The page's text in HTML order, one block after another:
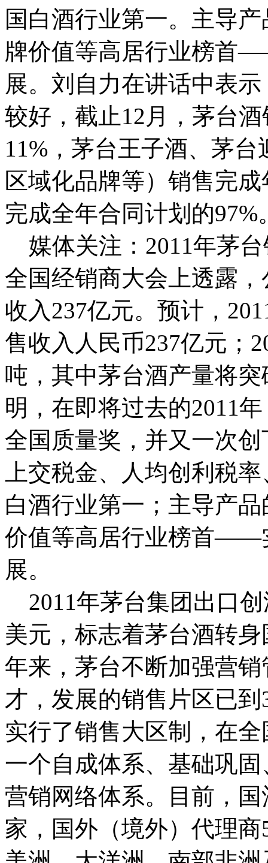
国白酒行业第一。主导
牌价值等高居行业榜首
展。刘自力在讲话中表
较好，截止12月，茅台
11%，茅台王子酒、茅
区域化品牌等）销售完
完成全年合同计划的97%
媒体关注：2011年茅
全国经销商大会上透露
收入237亿元。预计，
售收入人民币237亿元；
吨，其中茅台酒产量将
明，在即将过去的2011
全国质量奖，并又一次
上交税金、人均创利税
白酒行业第一；主导产
价值等高居行业榜首——
展。
2011年茅台集团出口
美元，标志着茅台酒转
年来，茅台不断加强营
才，发展的销售片区已
实行了销售大区制，在
一个自成体系、基础巩
营销网络体系。目前，
家，国外（境外）代理